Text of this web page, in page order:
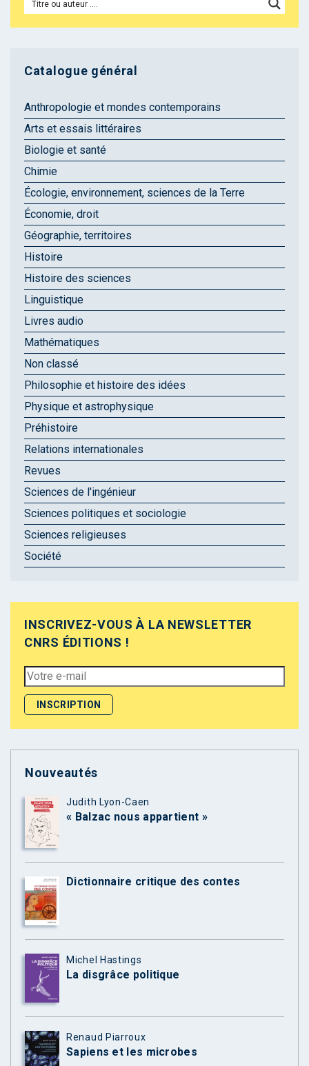
Catalogue général
Anthropologie et mondes contemporains
Arts et essais littéraires
Biologie et santé
Chimie
Écologie, environnement, sciences de la Terre
Économie, droit
Géographie, territoires
Histoire
Histoire des sciences
Linguistique
Livres audio
Mathématiques
Non classé
Philosophie et histoire des idées
Physique et astrophysique
Préhistoire
Relations internationales
Revues
Sciences de l'ingénieur
Sciences politiques et sociologie
Sciences religieuses
Société
INSCRIVEZ-VOUS À LA NEWSLETTER
CNRS ÉDITIONS !
Nouveautés
Judith Lyon-Caen
« Balzac nous appartient »
Dictionnaire critique des contes
Michel Hastings
La disgrâce politique
Renaud Piarroux
Sapiens et les microbes